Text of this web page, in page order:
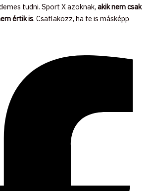
tudni. Sport X azoknak, akik nem csak
értik is. Csatlakozz, ha te is másképp